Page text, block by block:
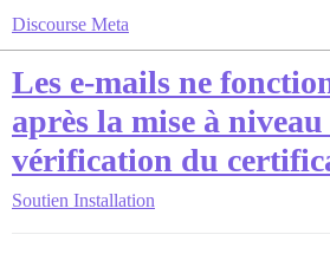
Discourse Meta
Les e-mails ne
après la mise à niveau
vérification du
Soutien Installation